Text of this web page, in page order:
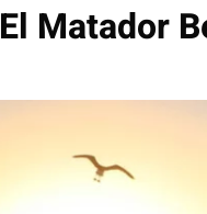
El Matador